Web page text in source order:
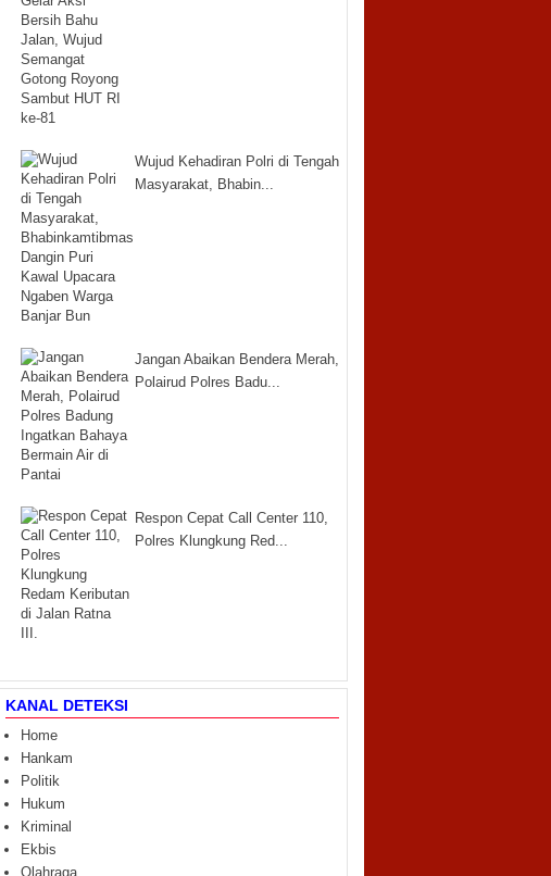
Wujud Kehadiran Polri di Tengah
Masyarakat, Bhabin...
Jangan Abaikan Bendera Merah,
Polairud Polres Badu...
Respon Cepat Call Center 110,
Polres Klungkung Red...
KANAL DETEKSI
Home
Hankam
Politik
Hukum
Kriminal
Ekbis
Olahraga